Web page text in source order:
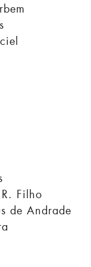
Filho
de Andrade